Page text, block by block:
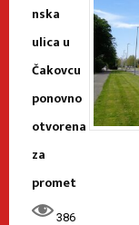
nska
ulica u
Čakovcu
ponovno
otvorena
za
promet
386